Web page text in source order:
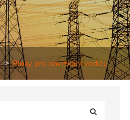
Bloky pro navlékání vodičů